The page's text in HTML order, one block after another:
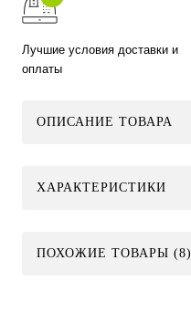
Лучшие условия доставки и
оплаты
ОПИСАНИЕ ТОВАРА
ХАРАКТЕРИСТИКИ
ПОХОЖИЕ ТОВАРЫ (8)